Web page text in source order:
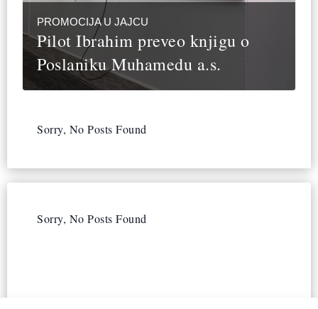
PROMOCIJA U JAJCU
Pilot Ibrahim preveo knjigu o
Poslaniku Muhamedu a.s.
Sorry, No Posts Found
Sorry, No Posts Found